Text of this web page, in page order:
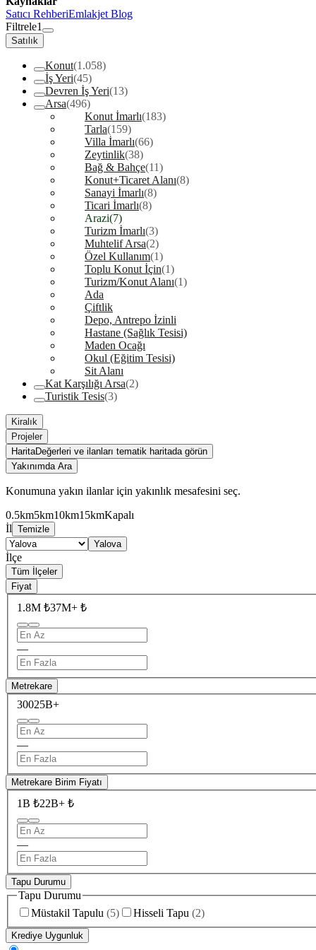
Satıcı RehberiEmlakjet Blog
Filtrele1
Satılık
Konut(1.058)
İş Yeri(45)
Devren İş Yeri(13)
Arsa(496)
Konut İmarlı(183)
Tarla(159)
Villa İmarlı(66)
Zeytinlik(38)
Bağ & Bahçe(11)
Konut+Ticaret Alanı(8)
Sanayi İmarlı(8)
Ticari İmarlı(8)
Arazi(7)
Turizm İmarlı(3)
Muhtelif Arsa(2)
Özel Kullanım(1)
Toplu Konut İçin(1)
Turizm/Konut Alanı(1)
Ada
Çiftlik
Depo, Antrepo İzinli
Hastane (Sağlık Tesisi)
Maden Ocağı
Okul (Eğitim Tesisi)
Sit Alanı
Kat Karşılığı Arsa(2)
Turistik Tesis(3)
Kiralık
Projeler
HaritaDeğerleri ve ilanları tematik haritada görün
Yakınımda Ara
Konumuna yakın ilanlar için yakınlık mesafesini seç.
0.5km5km10km15kmKapalı
İl Temizle
Yalova
İlçe
Tüm İlçeler
Fiyat
1.8M ₺37M+ ₺
—
Metrekare
30025B+
—
Metrekare Birim Fiyatı
1B ₺22B+ ₺
—
Tapu Durumu
Tapu Durumu
Müstakil Tapulu (5) Hisseli Tapu (2)
Krediye Uygunluk